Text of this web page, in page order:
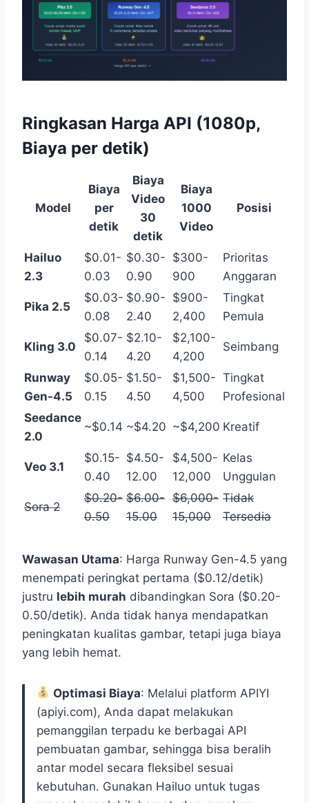
Ringkasan Harga API (1080p,
Biaya per detik)
Model
Biaya
per
detik
Biaya
Video
30
detik
Biaya
1000
Video
Posisi
Hailuo
2.3
$0.01-
0.03
$0.30-
0.90
$300-
900
Prioritas
Anggaran
Pika 2.5
$0.03-
0.08
$0.90-
2.40
$900-
2,400
Tingkat
Pemula
Kling 3.0
$0.07-
0.14
$2.10-
4.20
$2,100-
4,200
Seimbang
Runway
Gen-4.5
$0.05-
0.15
$1.50-
4.50
$1,500-
4,500
Tingkat
Profesional
Seedance
2.0
~$0.14 ~$4.20 ~$4,200 Kreatif
Veo 3.1
$0.15-
0.40
$4.50-
12.00
$4,500-
12,000
Kelas
Unggulan
Sora 2
$0.20-
0.50
$6.00-
15.00
$6,000-
15,000
Tidak
Tersedia
Wawasan Utama: Harga Runway Gen-4.5 yang
menempati peringkat pertama ($0.12/detik)
justru lebih murah dibandingkan Sora ($0.20-
0.50/detik). Anda tidak hanya mendapatkan
peningkatan kualitas gambar, tetapi juga biaya
yang lebih hemat.
Optimasi Biaya: Melalui platform APIYI
(apiyi.com), Anda dapat melakukan
pemanggilan terpadu ke berbagai API
pembuatan gambar, sehingga bisa beralih
antar model secara fleksibel sesuai
kebutuhan. Gunakan Hailuo untuk tugas